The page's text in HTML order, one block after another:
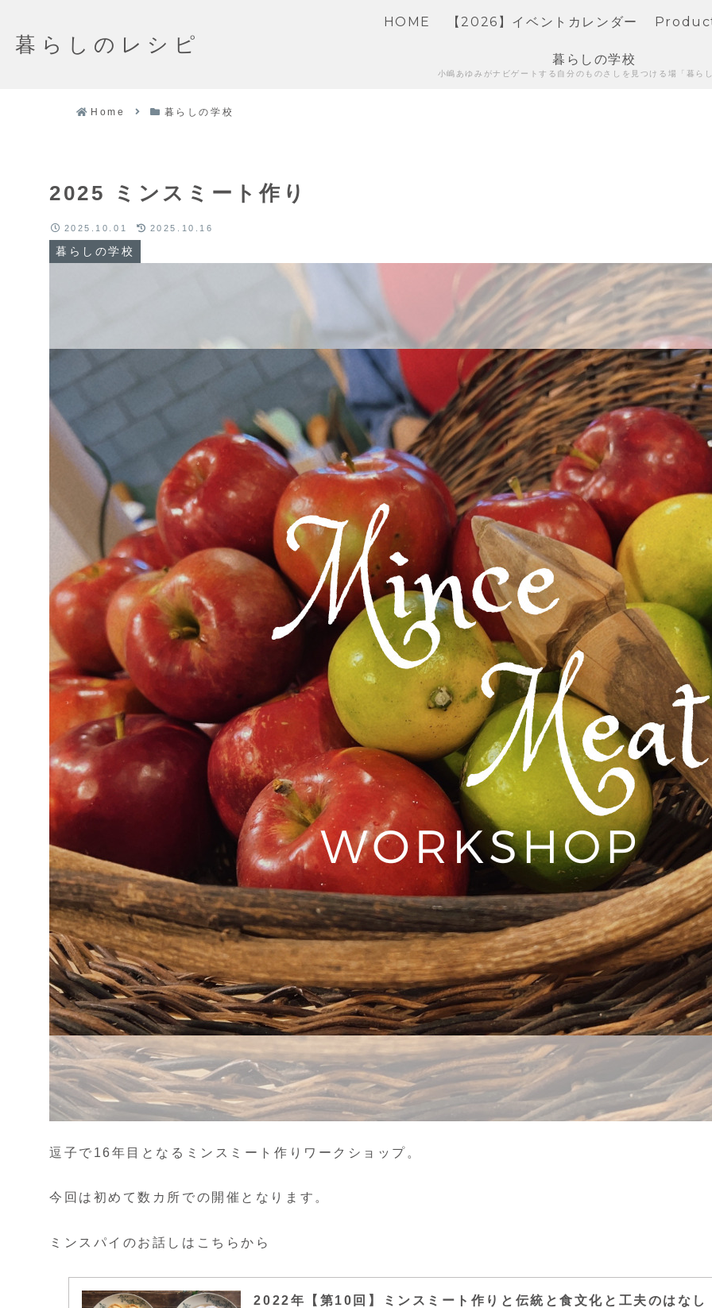
暮らしのレシピ
HOME 【2026】イベントカレンダー
暮らしの学校
小嶋あゆみがナビゲートする自分のものさしを見つける場「暮らし
Home 暮らしの学校
2025 ミンスミート作り
暮らしの学校
2025.10.01 2025.10.16
逗子で16年目となるミンスミート作りワークショップ。
今回は初めて数カ所での開催となります。
ミンスパイのお話しはこちらから
2022年【第10回】ミンスミート作りと伝統と食文化と工夫のはなし